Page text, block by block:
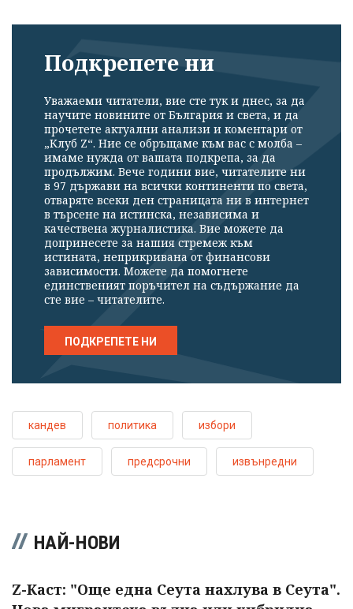
Подкрепете ни
Уважаеми читатели, вие сте тук и днес, за да
научите новините от България и света, и да
прочетете актуални анализи и коментари от
„Клуб Z“. Ние се обръщаме към вас с молба –
имаме нужда от вашата подкрепа, за да
продължим. Вече години вие, читателите ни
в 97 държави на всички континенти по света,
отваряте всеки ден страницата ни в интернет
в търсене на истинска, независима и
качествена журналистика. Вие можете да
допринесете за нашия стремеж към
истината, неприкривана от финансови
зависимости. Можете да помогнете
единственият поръчител на съдържание да
сте вие – читателите.
ПОДКРЕПЕТЕ НИ
кандев политика избори
парламент предсрочни извънредни
НАЙ-НОВИ
Z-Каст: "Още една Сеута нахлува в Сеута".